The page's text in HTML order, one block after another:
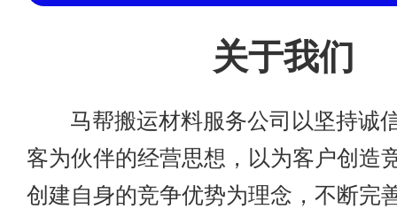
关于我们
马帮搬运材料服务公司以坚持诚
客为伙伴的经营思想，以为客户创造
创建自身的竞争优势为理念，不断完